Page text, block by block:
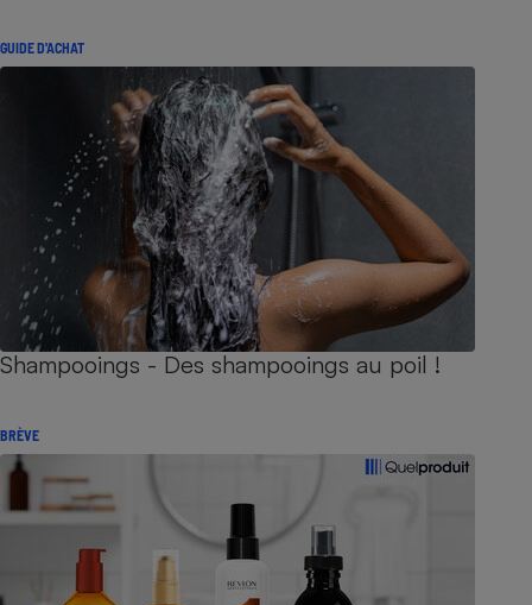
GUIDE D'ACHAT
Shampooings - Des shampooings au poil !
BRÈVE